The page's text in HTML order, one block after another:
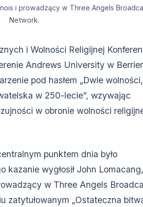
i prowadzący w Three Angels
Network.
i Wolności Religijnej
Andrews University w
pod hasłem „Dwie
w 250-lecie”, wzywając
w obronie wolności
punktem dnia było
kazanie wygłosił John Lomacang,
w Three Angels
zatytułowanym „Ostateczna